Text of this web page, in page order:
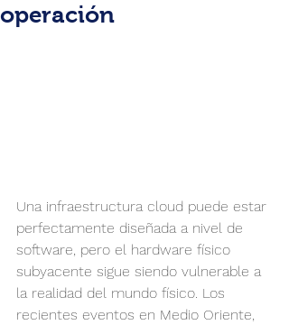
operación
Una infraestructura cloud puede estar
perfectamente diseñada a nivel de
software, pero el hardware físico
subyacente sigue siendo vulnerable a
la realidad del mundo físico. Los
recientes eventos en Medio Oriente,